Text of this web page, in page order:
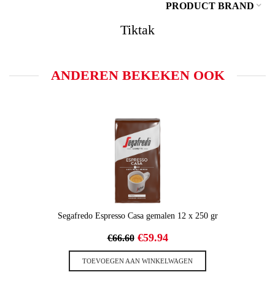
PRODUCT BRAND
Tiktak
ANDEREN BEKEKEN OOK
Segafredo Espresso Casa gemalen 12 x 250 gr
€66.60 Oorspronkelijke
prijs
was:
€66.60.
€59.94Huidige
prijs
is:
€59.94.
TOEVOEGEN AAN WINKELWAGEN